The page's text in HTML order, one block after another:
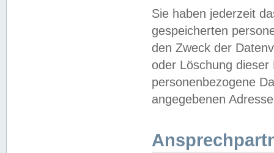
Sie haben jederzeit
gespeicherten
den Zweck der
oder Löschung
personenbezogene
angegebenen